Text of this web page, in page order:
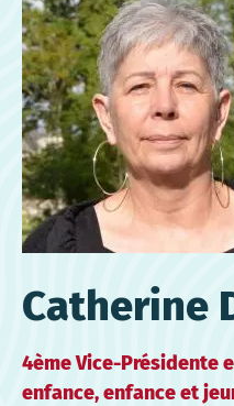
Catherine
4ème Vice-Présidente
enfance, enfance et